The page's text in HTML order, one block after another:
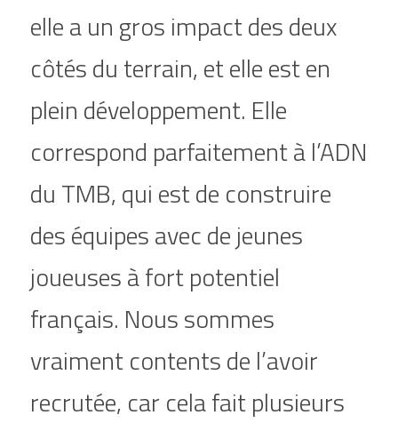
elle a un gros impact des deux
côtés du terrain, et elle est en
plein développement. Elle
correspond parfaitement à l’ADN
du TMB, qui est de construire
des équipes avec de jeunes
joueuses à fort potentiel
français. Nous sommes
vraiment contents de l’avoir
recrutée, car cela fait plusieurs